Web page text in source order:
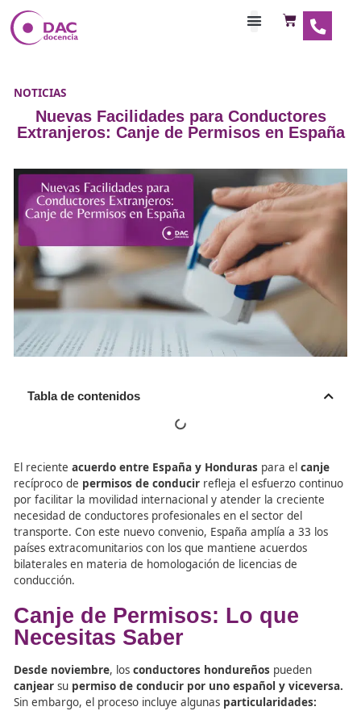
NOTICIAS
Nuevas Facilidades para
Tabla de contenidos
El recienteacuerdo entre España y Honduraspara el
recíproco depermisos de conducir refleja el esfuerzo
por facilitar la movilidad internacional y atender la
necesidad de conductores profesionales en el sector del
transporte. Con este nuevo convenio, España amplía a
países extracomunitarios con los que mantiene
bilaterales en materia de homologación de licencias de
conducción.